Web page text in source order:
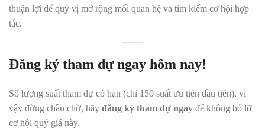
thuận lợi để quý vị mở rộng mối quan hệ và tìm kiếm cơ hội hợp
tác.
Đăng ký tham dự ngay hôm nay!
Số lượng suất tham dự có hạn (chỉ 150 suất ưu tiên đầu tiên), vì
vậy đừng chần chừ, hãy đăng ký tham dự ngay để không bỏ lỡ
cơ hội quý giá này.